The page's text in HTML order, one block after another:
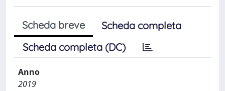
Scheda breve
Scheda completa
Scheda completa (DC)
Anno
2019